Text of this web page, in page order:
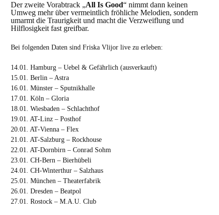
Der zweite Vorabtrack „All Is Good“ nimmt dann keinen
Umweg mehr über vermeintlich fröhliche Melodien, sondern
umarmt die Traurigkeit und macht die Verzweiflung und
Hilflosigkeit fast greifbar.
Bei folgenden Daten sind Friska Vlijor live zu erleben:
14.01. Hamburg – Uebel & Gefährlich (ausverkauft)
15.01. Berlin – Astra
16.01. Münster – Sputnikhalle
17.01. Köln – Gloria
18.01. Wiesbaden – Schlachthof
19.01. AT-Linz – Posthof
20.01. AT-Vienna – Flex
21.01. AT-Salzburg – Rockhouse
22.01. AT-Dornbirn – Conrad Sohm
23.01. CH-Bern – Bierhübeli
24.01. CH-Winterthur – Salzhaus
25.01. München – Theaterfabrik
26.01. Dresden – Beatpol
27.01. Rostock – M.A.U. Club